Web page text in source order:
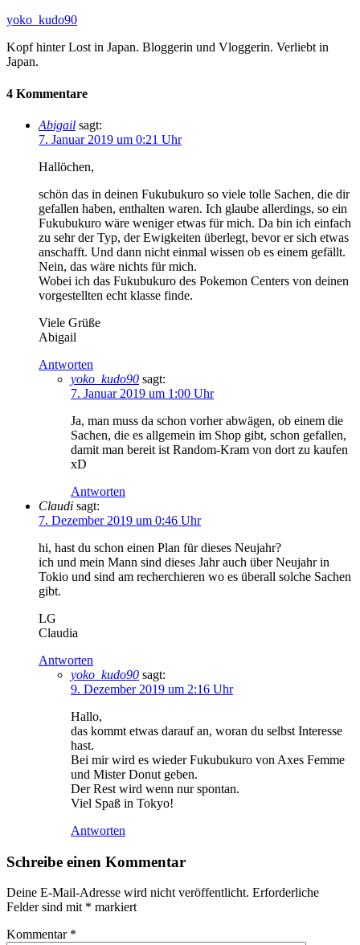
yoko_kudo90
Kopf hinter Lost in Japan. Bloggerin und Vloggerin. Verliebt in
Japan.
4 Kommentare
Abigail sagt:
7. Januar 2019 um 0:21 Uhr
Hallöchen,
schön das in deinen Fukubukuro so viele tolle Sachen, die dir
gefallen haben, enthalten waren. Ich glaube allerdings, so ein
Fukubukuro wäre weniger etwas für mich. Da bin ich einfach
zu sehr der Typ, der Ewigkeiten überlegt, bevor er sich etwas
anschafft. Und dann nicht einmal wissen ob es einem gefällt.
Nein, das wäre nichts für mich.
Wobei ich das Fukubukuro des Pokemon Centers von deinen
vorgestellten echt klasse finde.
Viele Grüße
Abigail
Antworten
yoko_kudo90 sagt:
7. Januar 2019 um 1:00 Uhr
Ja, man muss da schon vorher abwägen, ob einem die
Sachen, die es allgemein im Shop gibt, schon gefallen,
damit man bereit ist Random-Kram von dort zu kaufen
xD
Antworten
Claudi sagt:
7. Dezember 2019 um 0:46 Uhr
hi, hast du schon einen Plan für dieses Neujahr?
ich und mein Mann sind dieses Jahr auch über Neujahr in
Tokio und sind am recherchieren wo es überall solche Sachen
gibt.
LG
Claudia
Antworten
yoko_kudo90 sagt:
9. Dezember 2019 um 2:16 Uhr
Hallo,
das kommt etwas darauf an, woran du selbst Interesse
hast.
Bei mir wird es wieder Fukubukuro von Axes Femme
und Mister Donut geben.
Der Rest wird wenn nur spontan.
Viel Spaß in Tokyo!
Antworten
Schreibe einen Kommentar
Deine E-Mail-Adresse wird nicht veröffentlicht. Erforderliche
Felder sind mit * markiert
Kommentar *